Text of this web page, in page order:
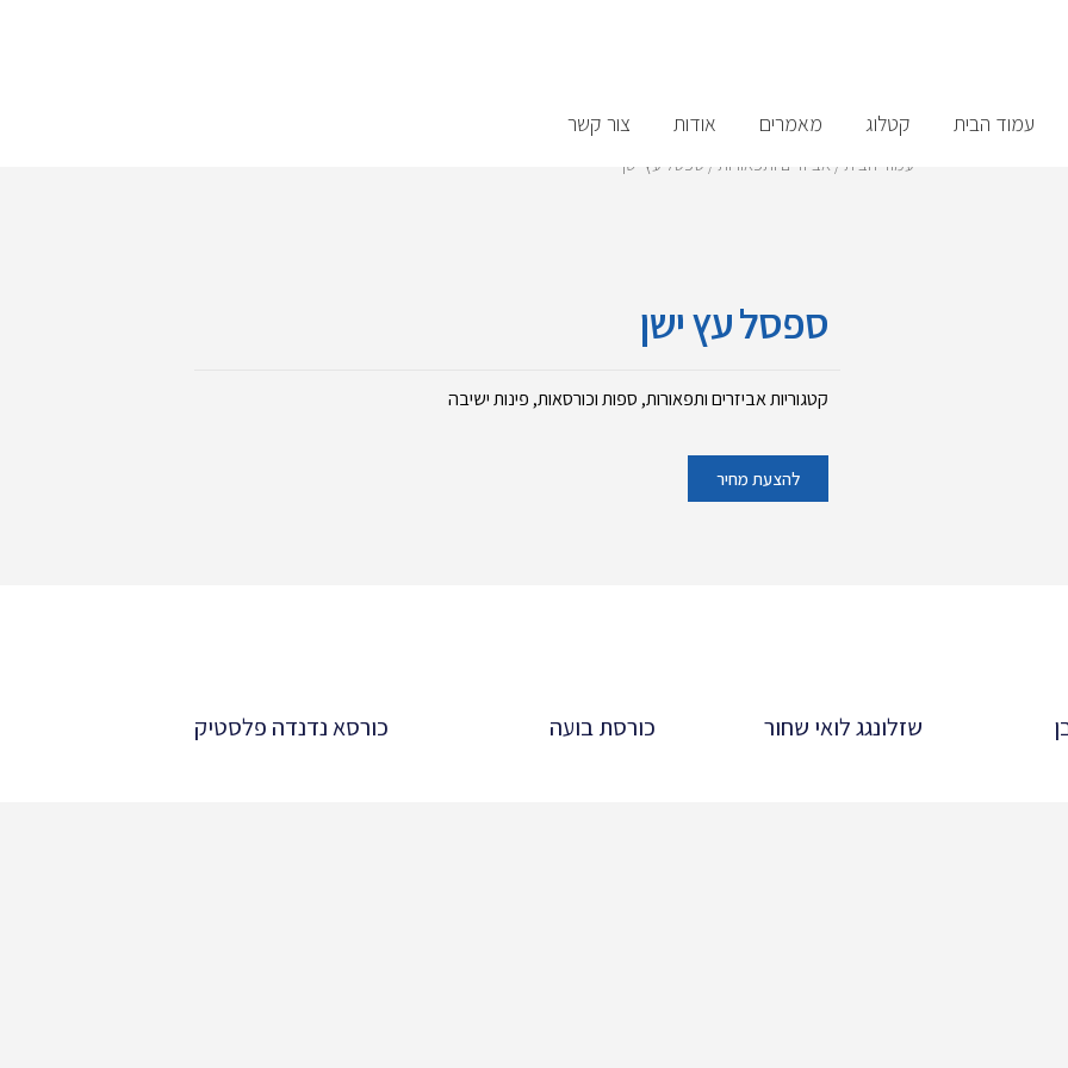
עמוד הבית קטלוג מאמרים אודות צור קשר
עמוד הבית/ אביזרים ותפאורות/ ספסל עץ ישן
ספסל עץ ישן
קטגוריותאביזרים ותפאורות, ספות וכורסאות, פינות ישיבה
להצעת מחיר
שזלונגג לואי שחור כורסת בועה כורסא נדנדה פלסטיק